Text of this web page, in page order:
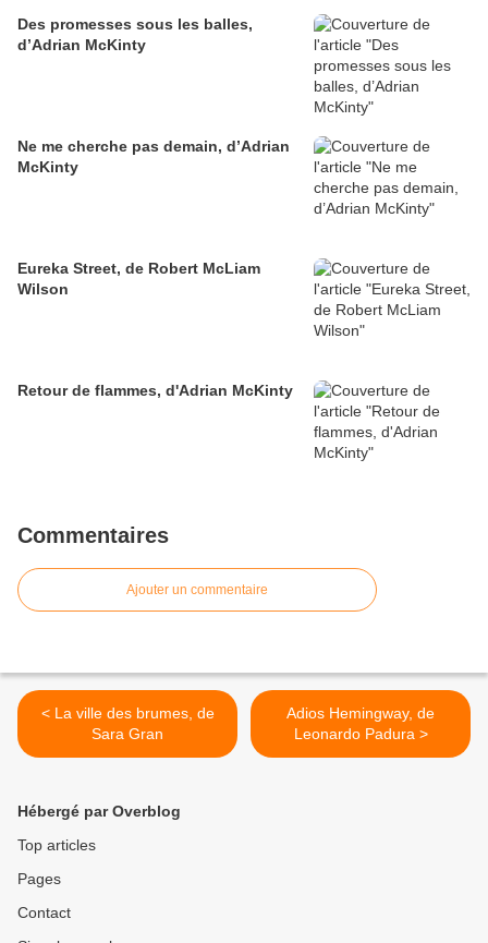
Des promesses sous les balles,
d’Adrian McKinty
Ne me cherche pas demain, d’Adrian
McKinty
Eureka Street, de Robert McLiam
Wilson
Retour de flammes, d'Adrian McKinty
Commentaires
Ajouter un commentaire
< La ville des brumes, de
Sara Gran
Adios Hemingway, de
Leonardo Padura >
Hébergé par Overblog
Top articles
Pages
Contact